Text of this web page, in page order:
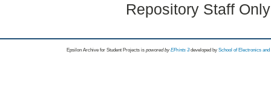
Repository Staff
Epsilon Archive for Student Projects is powored byEPrints 3 developed by School of Electronics